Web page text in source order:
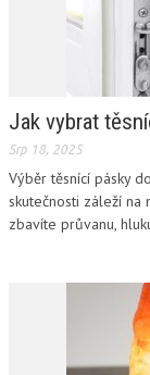
Jak vybrat
Srp 18, 2025
Výběr těsnící pásky
skutečnosti záleží na
zbavíte průvanu,